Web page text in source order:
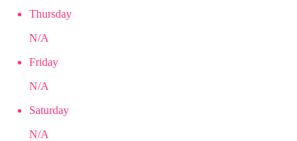
Thursday
N/A
Friday
N/A
Saturday
N/A